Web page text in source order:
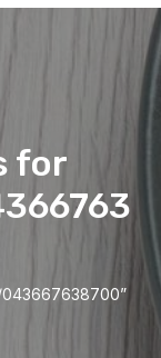
for
043667638700”